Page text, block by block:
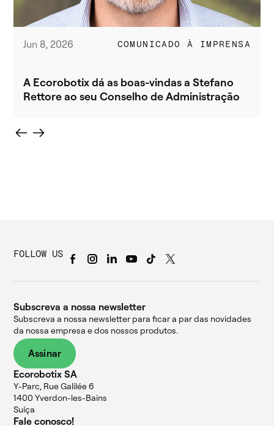
Jun 8, 2026 COMUNICADO À IMPRENSA
A Ecorobotix dá as boas-vindas a Stefano
Rettore ao seu Conselho de Administração
FOLLOW US
Ecorobotix SA
Y-Parc, Rue Galilée 6
1400 Yverdon-les-Bains
Suíça
Fale conosco!
Subscreva a nossa newsletter
Subscreva a nossa newsletter para ficar a par das novidades
da nossa empresa e dos nossos produtos.
Assinar